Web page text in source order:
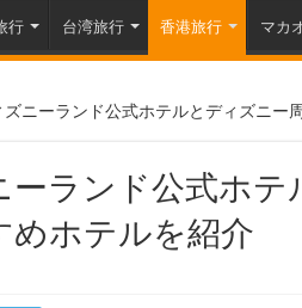
行 台湾旅行 香港旅行 マカ
ズニーランド公式ホテルとディズニー
ーランド公式ホテ
めホテルを紹介